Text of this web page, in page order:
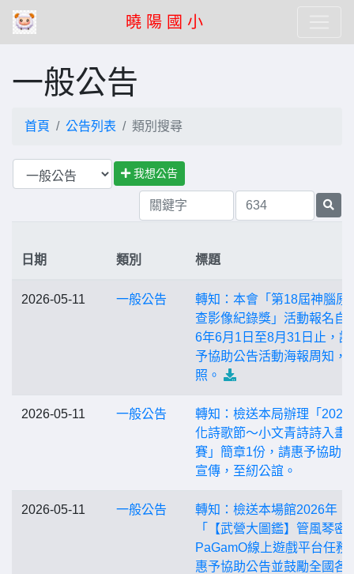
曉 陽 國 小
一般公告
首頁 公告列表 類別搜尋
我想公告
日期 類別 標題
2026-05-11 一般公告
轉知：本會「第18屆神腦原
查影像紀錄獎」活動報名自
6年6月1日至8月31日止，請
予協助公告活動海報周知，
照。
2026-05-11 一般公告
轉知：檢送本局辦理「2026
化詩歌節～小文青詩詩入畫
賽」簡章1份，請惠予協助
宣傳，至紉公誼。
2026-05-11 一般公告
轉知：檢送本場館2026年
「【武營大圖鑑】管風琴密
PaGamO線上遊戲平台任務
惠予協助公告並鼓勵全國各